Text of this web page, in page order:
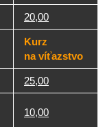
20,00
Kurz
na víťazstvo
25,00
10,00